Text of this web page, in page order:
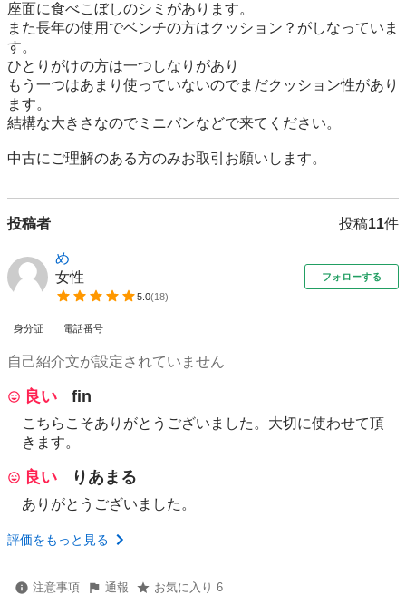
座面に食べこぼしのシミがあります。
また長年の使用でベンチの方はクッション？がしなっていま
す。
ひとりがけの方は一つしなりがあり
もう一つはあまり使っていないのでまだクッション性があり
ます。
結構な大きさなのでミニバンなどで来てください。
中古にご理解のある方のみお取引お願いします。
投稿者 投稿11件
め
女性
5.0(18)
フォローする
身分証 電話番号
自己紹介文が設定されていません
良い fin
こちらこそありがとうございました。大切に使わせて頂
きます。
良い りあまる
ありがとうございました。
評価をもっと見る
注意事項 通報 お気に入り 6